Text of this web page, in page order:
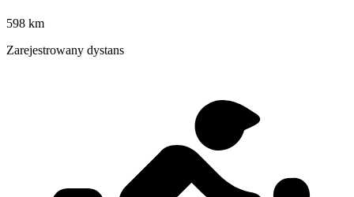
598 km
Zarejestrowany dystans